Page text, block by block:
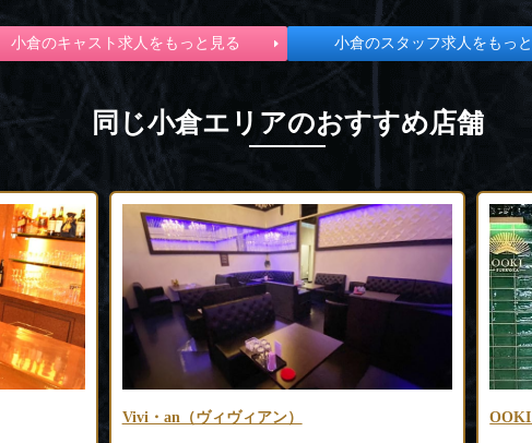
小倉のキャスト求人をもっと見る 小倉のスタッフ求人をもっ
同じ小倉エリアのおすすめ店舗
OOKI FUKUOKA（オオキ） Club